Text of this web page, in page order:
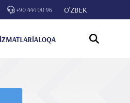
+90 444 00 96 O'ZBEK
ALOQA